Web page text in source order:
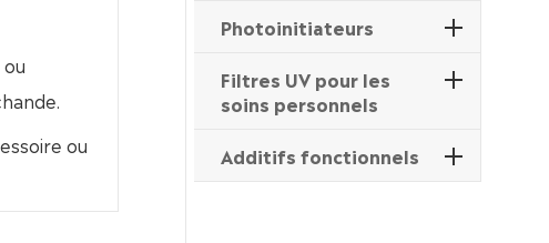
ou
Photoinitiateurs
Filtres UV pour les
soins personnels
Additifs fonctionnels